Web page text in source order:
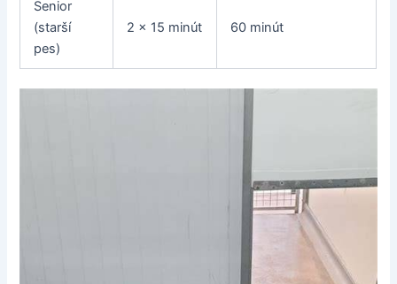
Senior
(starší
pes)
2 x 15 minút 60 minút